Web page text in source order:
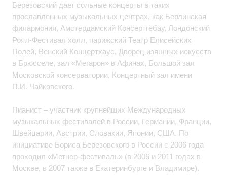
Березовский дает сольные концерты в таких
прославленных музыкальных центрах, как Берлинская
филармония, Амстердамский Консертгебау, Лондонский
Роял-Фестивал холл, парижский Театр Елисейских
Полей, Венский Концертхаус, Дворец изящных искусств
в Брюсселе, зал «Мегарон» в Афинах, Большой зал
Московской консерватории, Концертный зал имени
П.И. Чайковского.
Пианист – участник крупнейших Международных
музыкальных фестивалей в России, Германии, Франции,
Швейцарии, Австрии, Словакии, Японии, США. По
инициативе Бориса Березовского в России с 2006 года
проходил «Метнер-фестиваль» (в 2006 и 2011 годах в
Москве, в 2007 также в Екатеринбурге и Владимире).